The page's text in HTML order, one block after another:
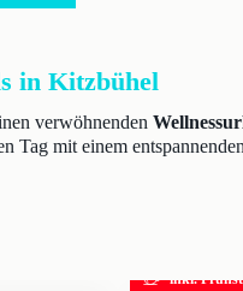
in Kitzbühel
verwöhnenden
Tag mit einem
inkl.